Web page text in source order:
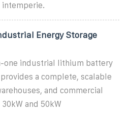
intemperie.
Energy Storage
one industrial lithium battery
a complete, scalable
and commercial
and 50kW